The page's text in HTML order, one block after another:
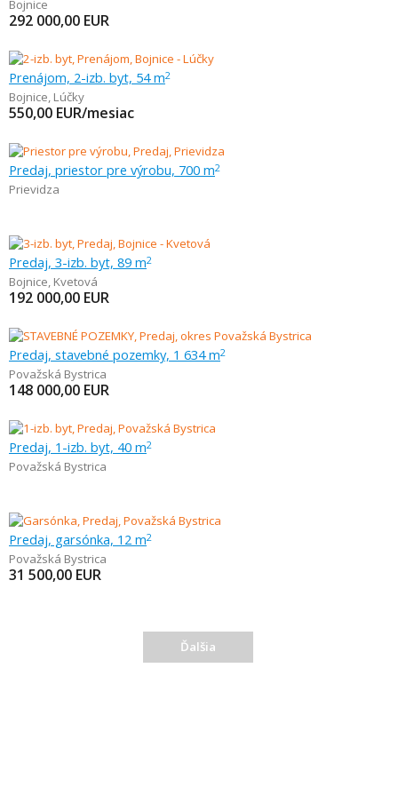
Bojnice
292 000,00 EUR
Prenájom, 2-izb. byt, 54 m2
Bojnice, Lúčky
550,00 EUR/mesiac
Predaj, priestor pre výrobu, 700 m2
Prievidza
Predaj, 3-izb. byt, 89 m2
Bojnice, Kvetová
192 000,00 EUR
Predaj, stavebné pozemky, 1 634 m2
Považská Bystrica
148 000,00 EUR
Predaj, 1-izb. byt, 40 m2
Považská Bystrica
Predaj, garsónka, 12 m2
Považská Bystrica
31 500,00 EUR
Ďalšia